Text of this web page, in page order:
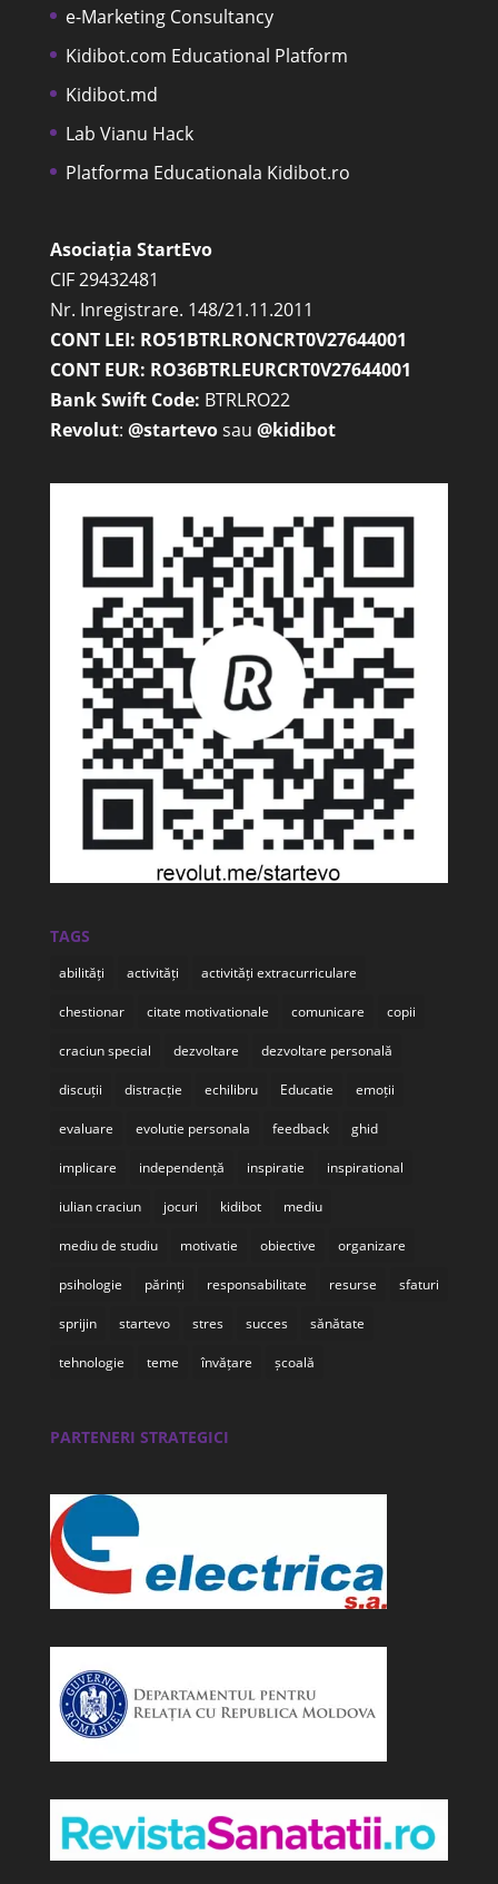
e-Marketing Consultancy
Kidibot.com Educational Platform
Kidibot.md
Lab Vianu Hack
Platforma Educationala Kidibot.ro
Asociația StartEvo
CIF 29432481
Nr. Inregistrare. 148/21.11.2011
CONT LEI: RO51BTRLRONCRT0V27644001
CONT EUR: RO36BTRLEURCRT0V27644001
Bank Swift Code: BTRLRO22
Revolut: @startevosau @kidibot
TAGS
abilități activități activități extracurriculare
chestionar citate motivationale comunicare copii
craciun special dezvoltare dezvoltare personală
discuții distracție echilibru Educatie emoții
evaluare evolutie personala feedback ghid
implicare independență inspiratie inspirational
iulian craciun jocuri kidibot mediu
mediu de studiu motivatie obiective organizare
psihologie părinți responsabilitate resurse sfaturi
sprijin startevo stres succes sănătate
tehnologie teme învățare școală
PARTENERI STRATEGICI